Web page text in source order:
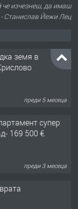
че изчезнеш, да имаш
- Станислав Йежи Лец
земя в
преди 5 месеца
супер
169 500 €.
преди 3 месеца